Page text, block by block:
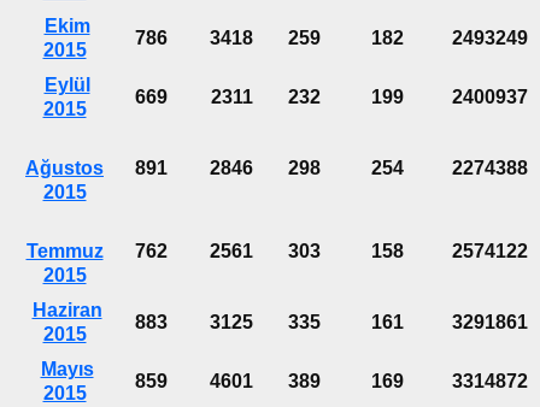
Ekim
2015
786 3418 259 182 2493249
Eylül
2015
669 2311 232 199 2400937
Ağustos
2015
891 2846 298 254 2274388
Temmuz
2015
762 2561 303 158 2574122
Haziran
2015
883 3125 335 161 3291861
Mayıs
2015
859 4601 389 169 3314872